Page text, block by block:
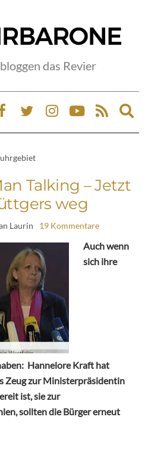
das Revier
Talking – Jetzt
weg
Laurin 19 Kommentare
Auch wenn
sich ihre
Hannelore Kraft hat
Zeug zur Ministerpräsidentin
ist, sie zur
sollten die Bürger erneut